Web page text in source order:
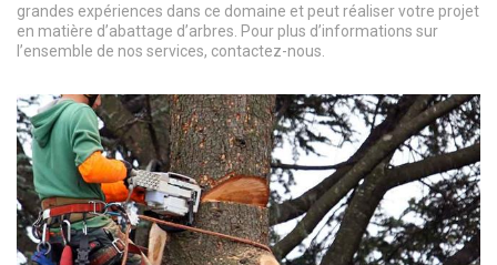
grandes expériences dans ce domaine et peut réaliser votre projet
en matière d’abattage d’arbres. Pour plus d’informations sur
l’ensemble de nos services, contactez-nous.